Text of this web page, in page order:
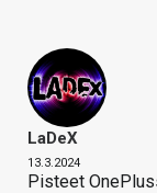
LaDeX
13.3.2024
Pisteet